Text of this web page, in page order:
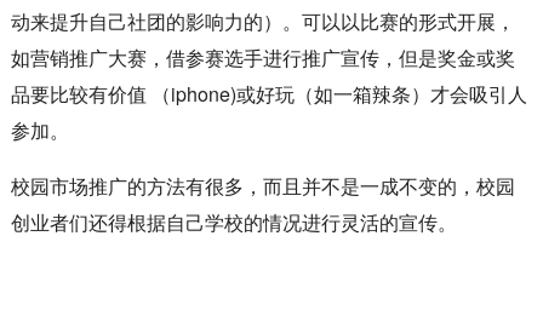
动来提升自己社团的影响力的）。可以以比赛的形式开展，
如营销推广大赛，借参赛选手进行推广宣传，但是奖金或奖
品要比较有价值 （iphone)或好玩（如一箱辣条）才会吸引人
参加。
校园市场推广的方法有很多，而且并不是一成不变的，校园
创业者们还得根据自己学校的情况进行灵活的宣传。